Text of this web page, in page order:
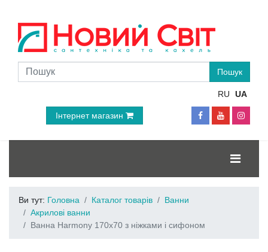
RU UA
Інтернет магазин
Ви тут: Головна Каталог товарів
Ванни
Акрилові ванни
Ванна Harmony 170x70 з ніжками і сифоном